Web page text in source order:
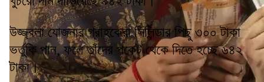
উজ্জ্বলা যোজনার গ্রাহকেরা সিলিন্ডার পিছু ৩০০ টাকা
ভর্তুকি পান, ফলে তাঁদের পকেট থেকে দিতে হচ্ছে ৬৪২
টাকা।